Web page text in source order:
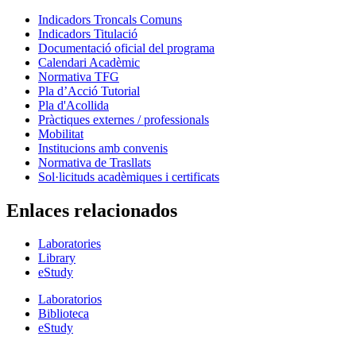
Indicadors Troncals Comuns
Indicadors Titulació
Documentació oficial del programa
Calendari Acadèmic
Normativa TFG
Pla d’Acció Tutorial
Pla d'Acollida
Pràctiques externes / professionals
Mobilitat
Institucions amb convenis
Normativa de Trasllats
Sol·licituds acadèmiques i certificats
Enlaces relacionados
Laboratories
Library
eStudy
Laboratorios
Biblioteca
eStudy